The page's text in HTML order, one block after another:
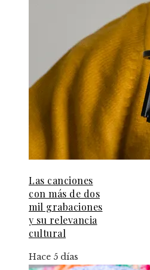
Las canciones
con más de dos
mil grabaciones
y su relevancia
cultural
Hace 5 días